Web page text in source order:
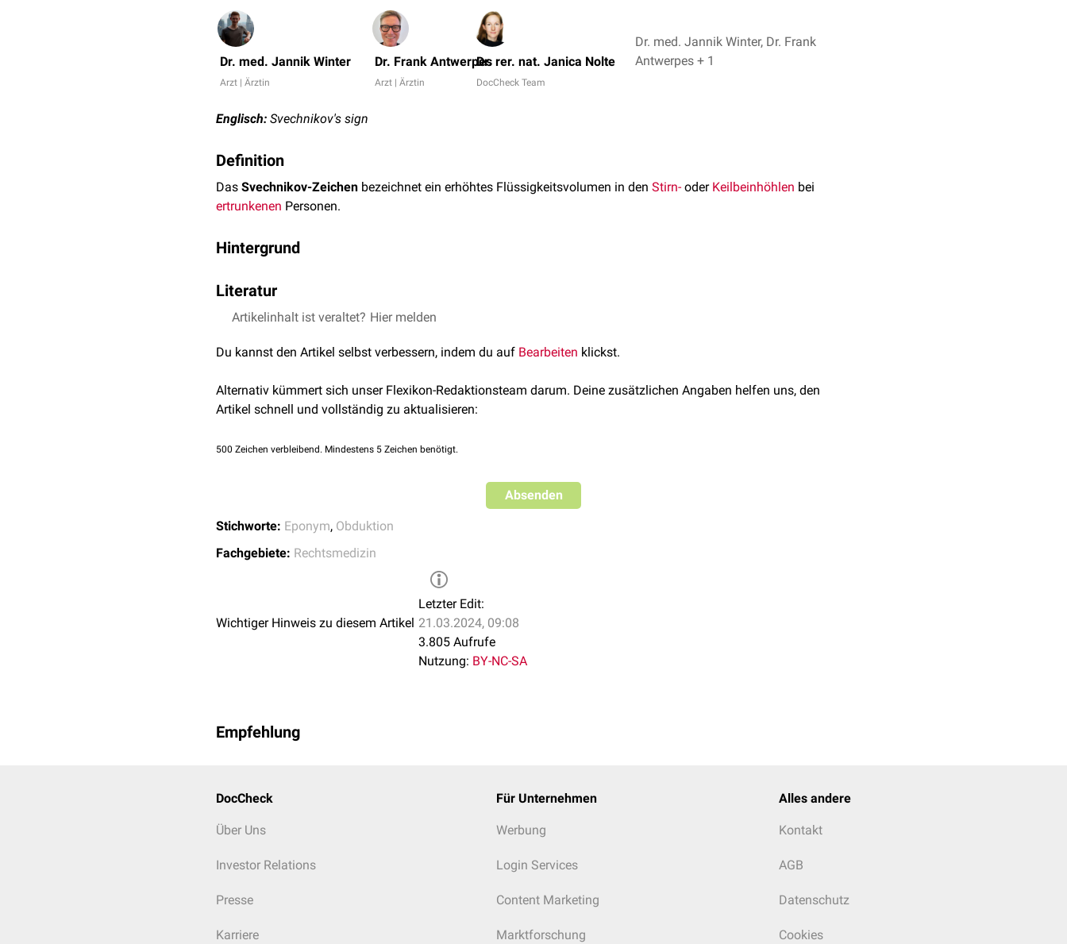
Dr. med. Jannik Winter
Arzt | Ärztin
Dr. Frank Antwerpes
Arzt | Ärztin
Dr. rer. nat. Janica Nolte
DocCheck Team
Dr. med. Jannik Winter, Dr. Frank
Antwerpes + 1
Englisch: Svechnikov's sign
Definition
Das Svechnikov-Zeichen bezeichnet ein erhöhtes Flüssigkeitsvolumen in den Stirn- oder Keilbeinhöhlen bei
ertrunkenen Personen.
Hintergrund
Punktion der
Das Svechnikov-Zeichen ist nicht bei jedem Ertrunkenen vorhanden und kann auch bei anderen Todesursachen
Literatur
Reinhard Dettmeyer et al., Rechtsmedizin, Springer-Verlag, 3. Auflage
Artikelinhalt ist veraltet? Hier melden
Du kannst den Artikel selbst verbessern, indem du auf Bearbeiten klickst.
Alternativ kümmert sich unser Flexikon-Redaktionsteam darum. Deine zusätzlichen Angaben helfen uns, den
Artikel schnell und vollständig zu aktualisieren:
500 Zeichen verbleibend. Mindestens 5 Zeichen benötigt.
Absenden
Stichworte: Eponym, Obduktion
Fachgebiete: Rechtsmedizin
Wichtiger Hinweis zu diesem Artikel
Letzter Edit:
21.03.2024, 09:08
3.805 Aufrufe
Nutzung: BY-NC-SA
Empfehlung
DocCheck
Über Uns
Investor Relations
Presse
Karriere
Für Unternehmen
Werbung
Login Services
Content Marketing
Marktforschung
Alles andere
Kontakt
AGB
Datenschutz
Cookies